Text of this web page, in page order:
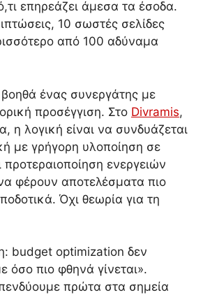
επηρεάζει άμεσα τα έσοδα.
10 σωστές σελίδες
από 100 αδύναμα
ένας συνεργάτης με
προσέγγιση. Στο Divramis,
η λογική είναι να συνδυάζεται
με γρήγορη υλοποίηση σε
ενεργειών
φέρουν αποτελέσματα πιο
Όχι θεωρία για τη
budget optimization δεν
όσο πιο φθηνά γίνεται».
πρώτα στα σημεία